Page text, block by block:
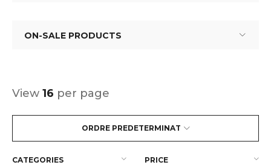
ON-SALE PRODUCTS
ORDRE PREDETERMINAT
View 16 per page
CATEGORIES PRICE